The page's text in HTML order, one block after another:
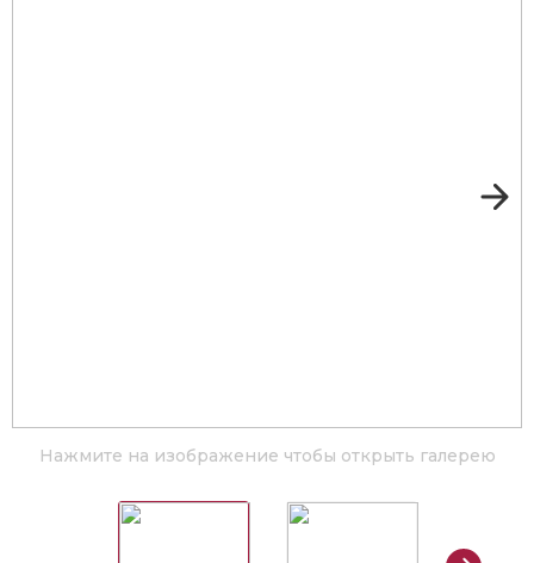
Нажмите на изображение чтобы открыть галерею